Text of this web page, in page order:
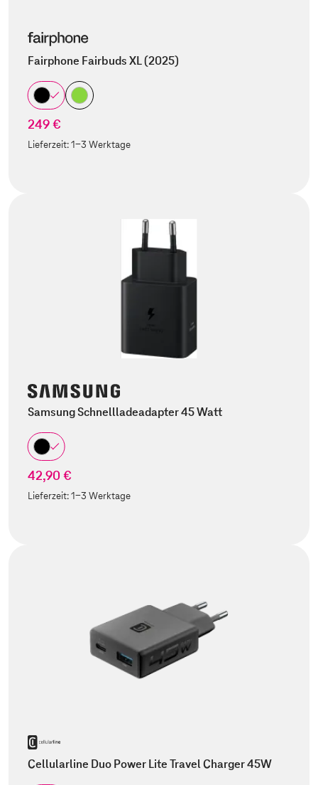
Fairphone Fairbuds XL (2025)
249 €
Lieferzeit:1-3 Werktage
Samsung Schnellladeadapter 45 Watt
42,90 €
Lieferzeit:1-3 Werktage
Cellularline Duo Power Lite Travel Charger 45W